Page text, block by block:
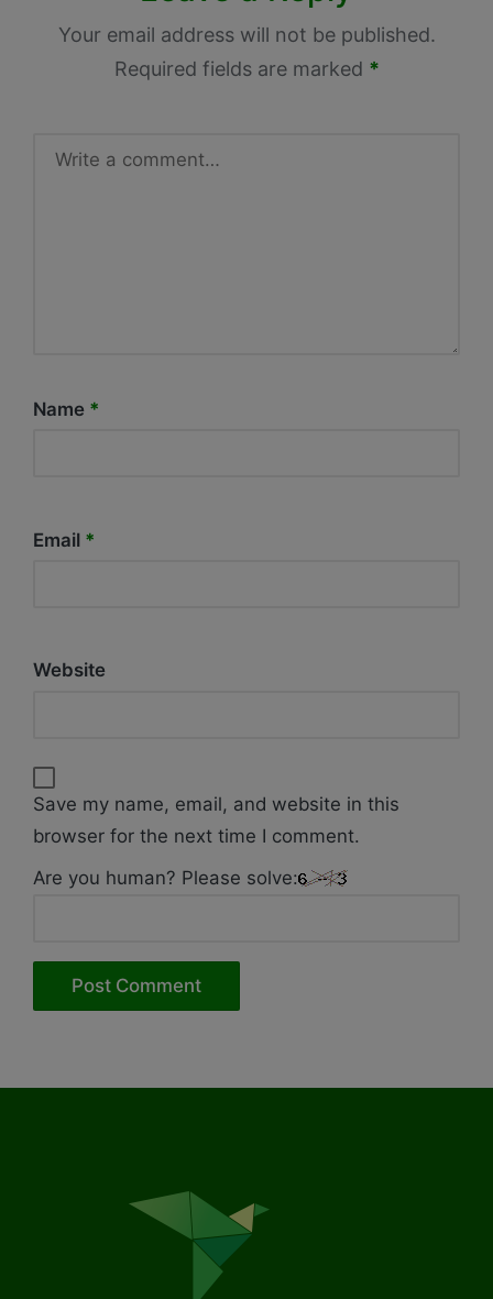
Your email address will not be published.
Required fields are marked *
Name *
Email *
Website
Save my name, email, and website in this
browser for the next time I comment.
Are you human? Please solve: